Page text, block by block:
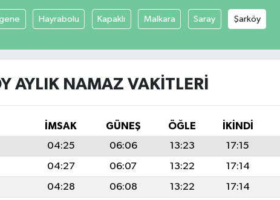
Hayrabolu Kapaklı Malkara Saray Şarköy
AYLIK NAMAZ VAKITLERI
İMSAK GÜNEŞ ÖĞLE İKINDI
04:25 06:06 13:23 17:15
04:27 06:07 13:22 17:14
04:28 06:08 13:22 17:14